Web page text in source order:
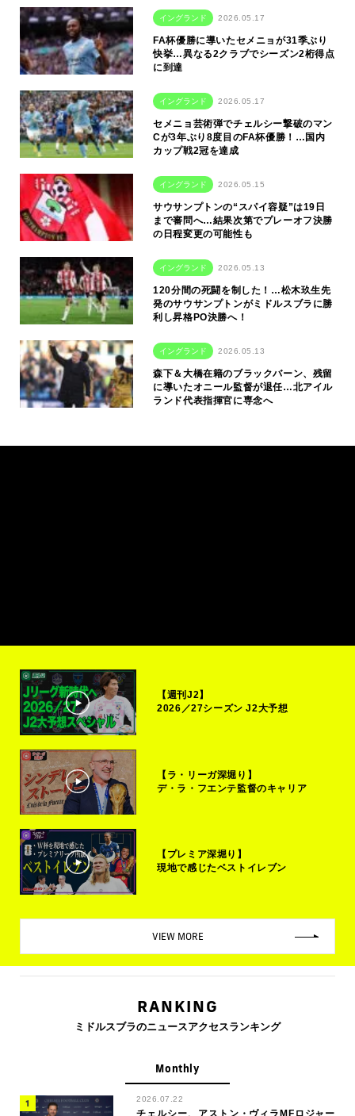
イングランド 2026.05.17
FA杯優勝に導いたセメニョが31季ぶり
快挙…異なる2クラブでシーズン2桁得点
に到達
イングランド 2026.05.17
セメニョ芸術弾でチェルシー撃破のマン
Cが3年ぶり8度目のFA杯優勝！…国内
カップ戦2冠を達成
イングランド 2026.05.15
サウサンプトンの“スパイ容疑”は19日
まで審問へ…結果次第でプレーオフ決勝
の日程変更の可能性も
イングランド 2026.05.13
120分間の死闘を制した！…松木玖生先
発のサウサンプトンがミドルスブラに勝
利し昇格PO決勝へ！
イングランド 2026.05.13
森下＆大橋在籍のブラックバーン、残留
に導いたオニール監督が退任…北アイル
ランド代表指揮官に専念へ
【週刊J2】
2026／27シーズン J2大予想
【ラ・リーガ深堀り】
デ・ラ・フエンテ監督のキャリア
【プレミア深堀り】
現地で感じたベストイレブン
VIEW MORE
RANKING
ミドルスブラのニュースアクセスランキング
Monthly
2026.07.22
チェルシー、アストン・ヴィラMFロジャー